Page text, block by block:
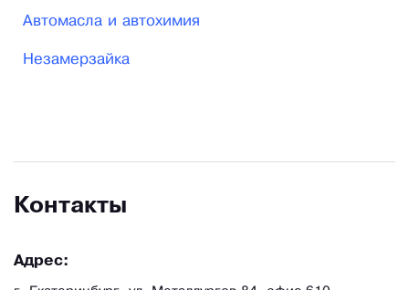
Автомасла и автохимия
Незамерзайка
Контакты
Адрес: